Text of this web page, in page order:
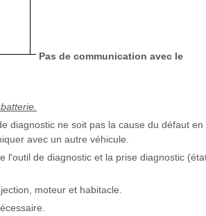
Pas de communication avec le
diagnostic ne soit pas la cause du défaut en
avec un autre véhicule.
l'outil de diagnostic et la prise diagnostic
moteur et habitacle.